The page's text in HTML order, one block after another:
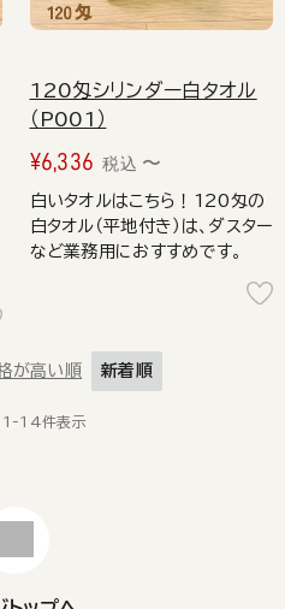
120匁シリンダー白タオル
（P001）
¥6,336 税込 〜
白いタオルはこちら！120匁の
白タオル（平地付き）は、ダスター
など業務用におすすめです。
が高い順 新着順
1 -14件表示